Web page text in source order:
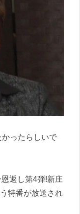
ったらしいで
返し第4弾!新庄
特番が放送され